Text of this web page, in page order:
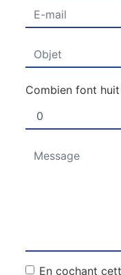
Combien font
En cochant